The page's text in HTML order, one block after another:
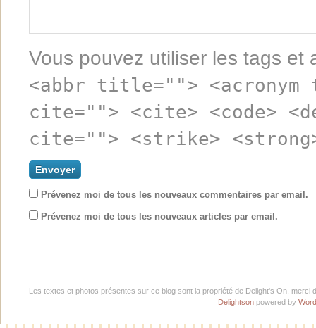
Vous pouvez utiliser les tags et
<abbr title="">
cite=""> <cite> <code>
cite=""> <strike>
Prévenez moi de tous les nouveaux commentaires par email.
Prévenez moi de tous les nouveaux articles par email.
Les textes et photos présentes sur ce blog sont la propriété de Delight's On,
Delightson powered by